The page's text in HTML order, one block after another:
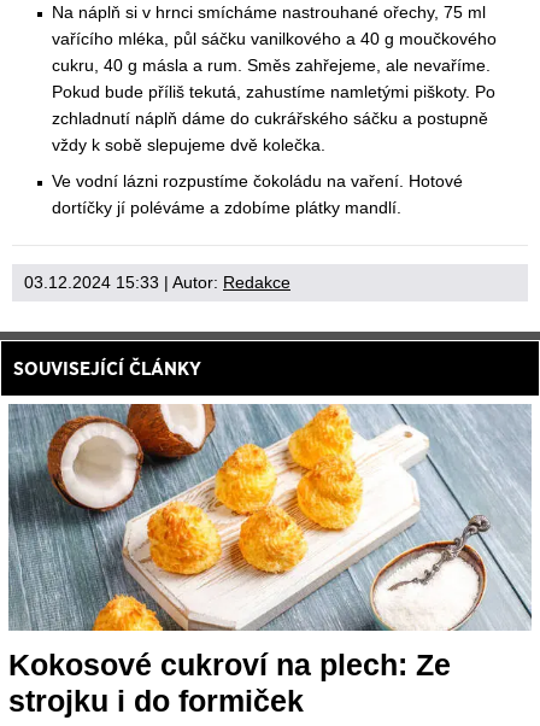
Na náplň si v hrnci smícháme nastrouhané ořechy, 75 ml
vařícího mléka, půl sáčku vanilkového a 40 g moučkového
cukru, 40 g másla a rum. Směs zahřejeme, ale nevaříme.
Pokud bude příliš tekutá, zahustíme namletými piškoty. Po
zchladnutí náplň dáme do cukrářského sáčku a postupně
vždy k sobě slepujeme dvě kolečka.
Ve vodní lázni rozpustíme čokoládu na vaření. Hotové
dortíčky jí poléváme a zdobíme plátky mandlí.
03.12.2024 15:33 | Autor: Redakce
SOUVISEJÍCÍ ČLÁNKY
Kokosové cukroví na plech: Ze
strojku i do formiček